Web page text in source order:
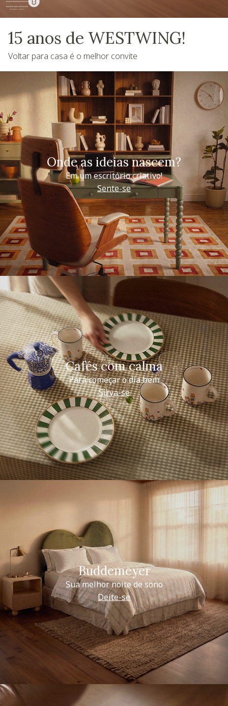
15 anos de WESTWING!
Voltar para casa é o melhor convite
Onde as ideias nascem?
Em um escritório criativo!
Sente-se
Cafés com calma
Para começar o dia bem
Sirva-se
Buddemeyer
Sua melhor noite de sono
Deite-se